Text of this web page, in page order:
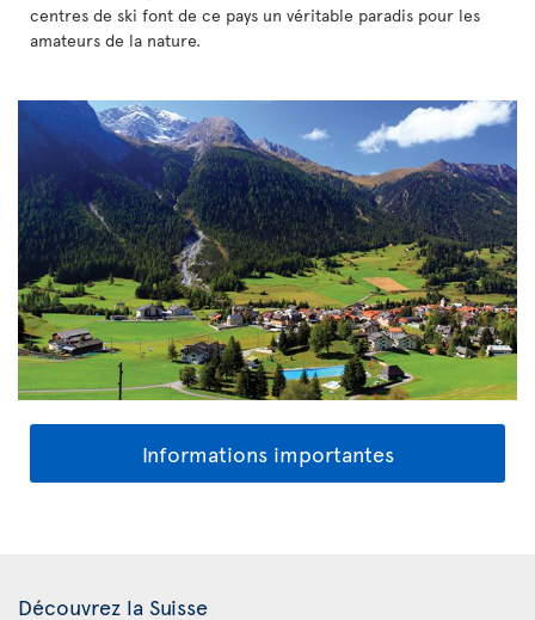
centres de ski font de ce pays un véritable paradis pour les
amateurs de la nature.
Informations importantes
Découvrez la Suisse